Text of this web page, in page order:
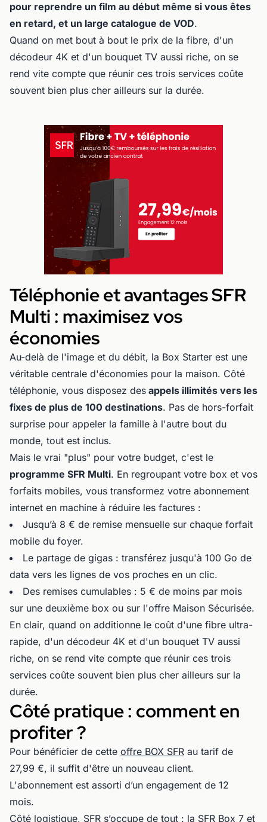
pour reprendre un film au début même si vous êtes
en retard, et un large catalogue de VOD.
Quand on met bout à bout le prix de la fibre, d'un
décodeur 4K et d'un bouquet TV aussi riche, on se
rend vite compte que réunir ces trois services coûte
souvent bien plus cher ailleurs sur la durée.
Téléphonie et avantages SFR
Multi : maximisez vos
économies
Au-delà de l'image et du débit, la Box Starter est une
véritable centrale d'économies pour la maison. Côté
téléphonie, vous disposez des appels illimités vers les
fixes de plus de 100 destinations. Pas de hors-forfait
surprise pour appeler la famille à l'autre bout du
monde, tout est inclus.
Mais le vrai "plus" pour votre budget, c'est le
programme SFR Multi. En regroupant votre box et vos
forfaits mobiles, vous transformez votre abonnement
internet en machine à réduire les factures :
Jusqu’à 8 € de remise mensuelle sur chaque forfait
mobile du foyer.
Le partage de gigas : transférez jusqu'à 100 Go de
data vers les lignes de vos proches en un clic.
Des remises cumulables : 5 € de moins par mois
sur une deuxième box ou sur l'offre Maison Sécurisée.
En clair, quand on additionne le coût d'une fibre ultra-
rapide, d'un décodeur 4K et d'un bouquet TV aussi
riche, on se rend vite compte que réunir ces trois
services coûte souvent bien plus cher ailleurs sur la
durée.
Côté pratique : comment en
profiter ?
Pour bénéficier de cette offre BOX SFR au tarif de
27,99 €, il suffit d'être un nouveau client.
L'abonnement est assorti d’un engagement de 12
mois.
Côté logistique, SFR s’occupe de tout : la SFR Box 7 et